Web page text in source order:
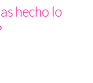
hecho lo